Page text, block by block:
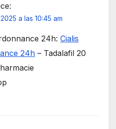
a las 10:45 am
24h: Cialis
24h – Tadalafil 20